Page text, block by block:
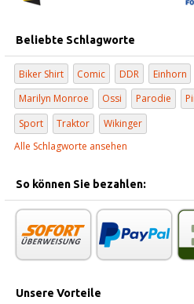
Beliebte Schlagworte
Biker Shirt Comic DDR Einhorn
Marilyn Monroe
Ossi Parodie
Sport
Traktor
Wikinger
Alle Schlagworte ansehen
So können Sie bezahlen:
Unsere Vorteile